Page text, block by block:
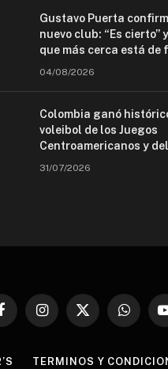
Gustavo Puerta
nuevo club: “Es cierto”
que más cerca está de
04/08/2026
Colombia ganó
voleibol de los Juegos
Centroamericanos y
31/07/2026
FacebookInstagram
X
TERMINOS Y